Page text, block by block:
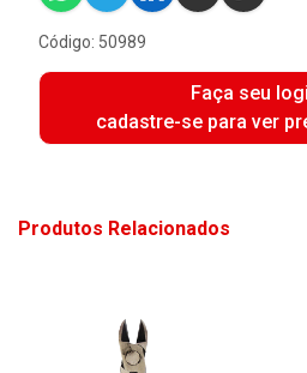
Código: 50989
Faça seu
cadastre-se para ver
Produtos Relacionados